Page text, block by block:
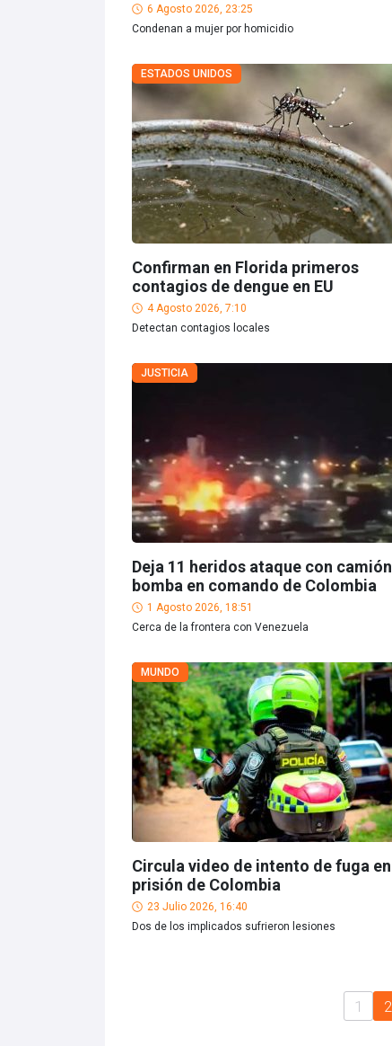
6 Agosto 2026, 23:25
Condenan a mujer por homicidio
ESTADOS UNIDOS
Confirman en Florida primeros
contagios de dengue en EU
4 Agosto 2026, 7:10
Detectan contagios locales
JUSTICIA
Deja 11 heridos ataque con camión
bomba en comando de Colombia
1 Agosto 2026, 18:51
Cerca de la frontera con Venezuela
MUNDO
Circula video de intento de fuga en
prisión de Colombia
23 Julio 2026, 16:40
Dos de los implicados sufrieron lesiones
1 2